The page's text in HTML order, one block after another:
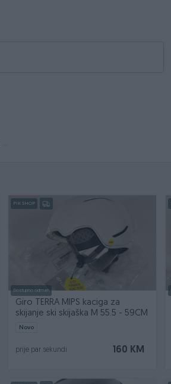
PIK SHOP
Dostupno odmah
Giro TERRA MIPS kaciga za
skijanje ski skijaška M 55.5 - 59CM
Novo
160 KM
prije par sekundi